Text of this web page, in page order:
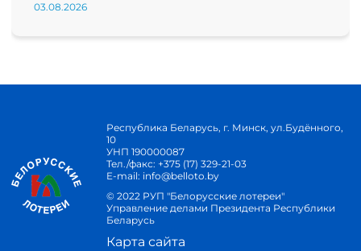
03.08.2026
Республика Беларусь, г. Минск, ул.Будённого,
10
УНП 190000087
Тел./факс: +375 (17) 329-21-03
E-mail: info@belloto.by
© 2022 РУП "Белорусские лотереи"
Управление делами Президента Республики
Беларусь
Карта сайта